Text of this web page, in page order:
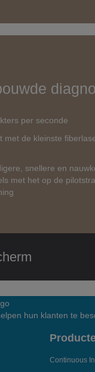
per seconde
met de kleinste
snellere en
met het op de
hun klanten te
Continuous